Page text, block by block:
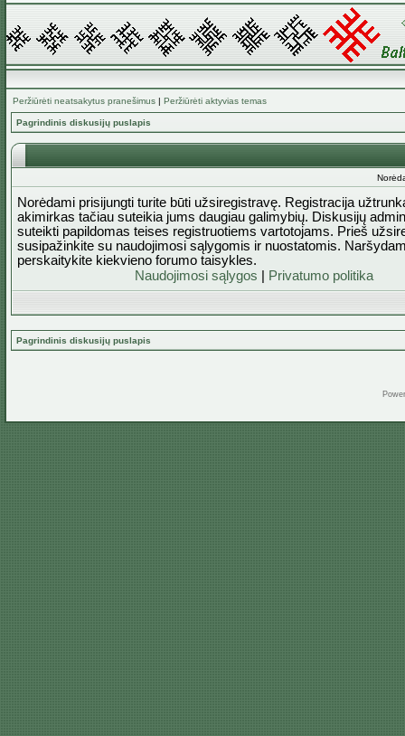
Peržiūrėti neatsakytus pranešimus | Peržiūrėti aktyvias temas
Pagrindinis diskusijų puslapis
Norėdami prisijungti turite būti užsiregistravę. Registracija
akimirkas tačiau suteikia jums daugiau galimybių. Diskusijų
suteikti papildomas teises registruotiems vartotojams. Prieš
susipažinkite su naudojimosi sąlygomis ir nuostatomis.
perskaitykite kiekvieno forumo taisykles.
Naudojimosi sąlygos
Privatumo politika
Pagrindinis diskusijų puslapis